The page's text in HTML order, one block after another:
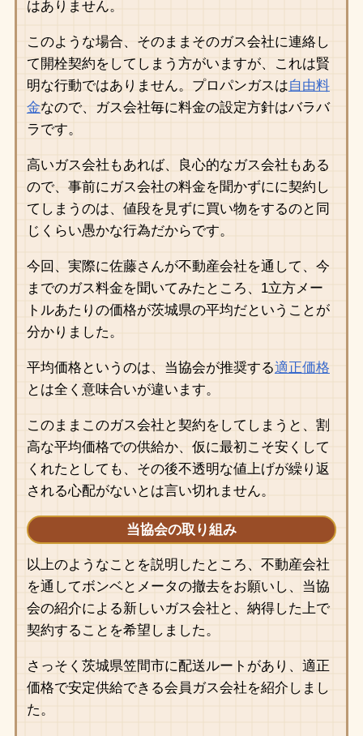
はありません。
このような場合、そのままそのガス会社に連絡し
て開栓契約をしてしまう方がいますが、これは賢
明な行動ではありません。プロパンガスは自由料
金なので、ガス会社毎に料金の設定方針はバラバ
ラです。
高いガス会社もあれば、良心的なガス会社もある
ので、事前にガス会社の料金を聞かずにに契約し
てしまうのは、値段を見ずに買い物をするのと同
じくらい愚かな行為だからです。
今回、実際に佐藤さんが不動産会社を通して、今
までのガス料金を聞いてみたところ、1立方メー
トルあたりの価格が茨城県の平均だということが
分かりました。
平均価格というのは、当協会が推奨する適正価格
とは全く意味合いが違います。
このままこのガス会社と契約をしてしまうと、割
高な平均価格での供給か、仮に最初こそ安くして
くれたとしても、その後不透明な値上げが繰り返
される心配がないとは言い切れません。
当協会の取り組み
以上のようなことを説明したところ、不動産会社
を通してボンベとメータの撤去をお願いし、当協
会の紹介による新しいガス会社と、納得した上で
契約することを希望しました。
さっそく茨城県笠間市に配送ルートがあり、適正
価格で安定供給できる会員ガス会社を紹介しまし
た。